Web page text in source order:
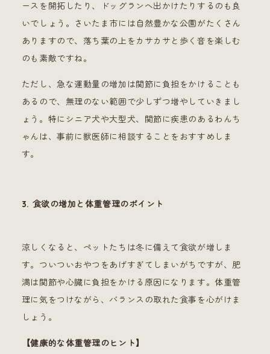
ースを開拓したり、ドッグランへ出かけたりするのも良
いでしょう。さいたま市には自然豊かな公園がたくさん
ありますので、落ち葉の上をカサカサと歩く音を楽しむ
のも素敵ですね。
ただし、急な運動量の増加は関節に負担をかけることも
あるので、無理のない範囲で少しずつ増やしていきまし
ょう。特にシニア犬や大型犬、関節に疾患のあるわんち
ゃんは、事前に獣医師に相談することをおすすめしま
す。
3. 食欲の増加と体重管理のポイント
涼しくなると、ペットたちは冬に備えて食欲が増しま
す。ついついおやつをあげすぎてしまいがちですが、肥
満は関節や心臓に負担をかける原因になります。体重管
理に気をつけながら、バランスの取れた食事を心がけま
しょう。
【健康的な体重管理のヒント】